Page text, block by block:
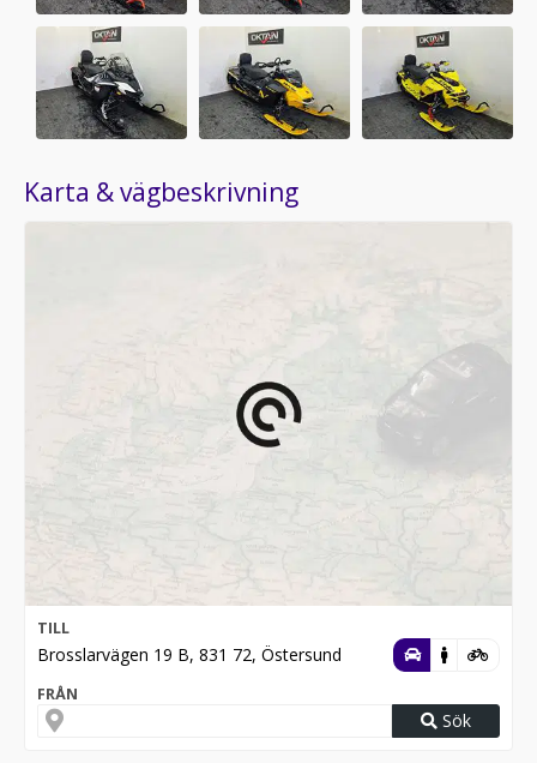
Karta & vägbeskrivning
TILL
Brosslarvägen 19 B, 831 72, Östersund
FRÅN
Sök